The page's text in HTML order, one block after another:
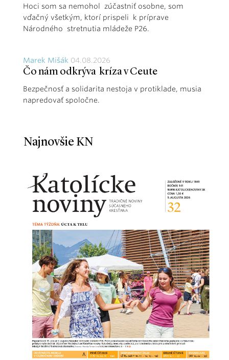
Hoci som sa nemohol zúčastniť osobne, som
vďačný všetkým, ktorí prispeli k príprave
Národného stretnutia mládeže P26.
Marek Mišák 04.08.2026
Čo nám odkrýva kríza v Ceute
Bezpečnosť a solidarita nestoja v protiklade, musia
napredovať spoločne.
Najnovšie KN